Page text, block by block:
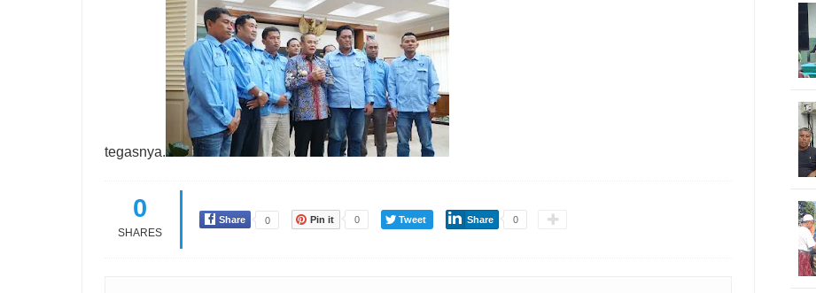
tegasnya.
0
SHARES
Share 0 Pin it 0 Tweet Share 0